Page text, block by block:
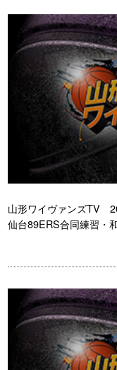
山形ワイヴァンズTV
仙台89ERS合同練習・